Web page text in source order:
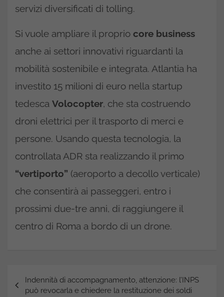
servizi diversificati di tolling.
Si vuole ampliare il proprio core business
anche ai settori innovativi riguardanti la
mobilità sostenibile e integrata. Atlantia ha
investito 15 milioni di euro nella startup
tedesca Volocopter, che sta costruendo
droni elettrici per il trasporto di merci e
persone. Usando questa tecnologia, la
controllata ADR sta realizzando il primo
“vertiporto” (aeroporto a decollo verticale)
che consentirà ai passeggeri, entro i
prossimi due-tre anni, di raggiungere il
centro di Roma a bordo di un drone.
Navigazione
articoli
Indennità di accompagnamento, attenzione: l’INPS
può revocarla e chiedere la restituzione dei soldi